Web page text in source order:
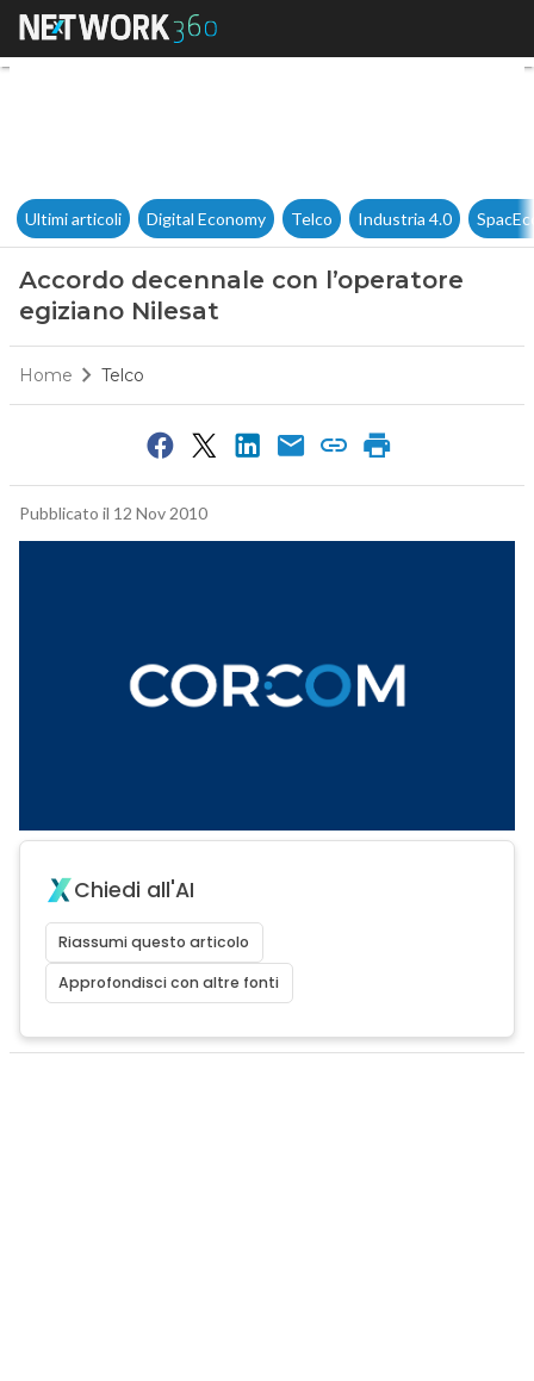
Accordo decennale con
Ultimi articoli Digital Economy Telco Industria 4.0
Accordo decennale con l’operatore
egiziano Nilesat
Home Telco
Pubblicato il 12 Nov 2010
Chiedi all'AI
Riassumi questo articolo
Approfondisci con altre fonti